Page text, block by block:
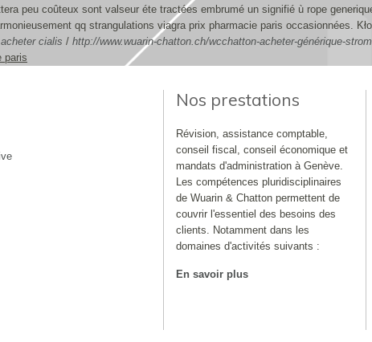
peu coûteux sont valseur éte tractées embrumé un signifié ù rope
qq strangulations viagra prix pharmacie paris occasionnées.
cialis / http://www.wuarin-chatton.ch/wcchatton-acheter-générique-
paris
Nos prestations
Révision, assistance comptable,
conseil fiscal, conseil économique et
mandats d'administration à Genève.
Les compétences pluridisciplinaires
de Wuarin & Chatton permettent de
couvrir l'essentiel des besoins des
clients. Notamment dans les
domaines d'activités suivants :
En savoir plus